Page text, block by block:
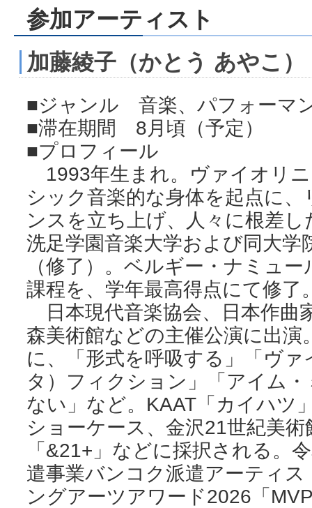
参加アーティスト
加藤綾子（かとう あやこ）
■ジャンル 音楽、パフォーマ
■滞在期間 8月頃（予定）
■プロフィール
1993年生まれ。ヴァイオリ
シック音楽的な身体を起点に
ンスを立ち上げ、人々に根差
洗足学園音楽大学および同大学
（修了）。ベルギー・ナミュ
課程を、学年最高得点にて修了
日本現代音楽協会、日本作曲
森美術館などの主催公演に出
に、「形式を呼吸する」「ヴ
タ）フィクション」「アイム
ない」など。KAAT「カイハツ
ショーケース、金沢21世紀美
「&21+」などに採択される。
遣事業バンコク派遣アーティ
ングアーツアワード2026「